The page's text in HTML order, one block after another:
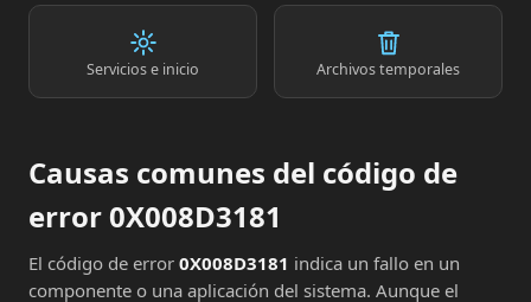
Servicios e inicio Archivos temporales
Causas comunes del código de
error 0X008D3181
El código de error 0X008D3181 indica un fallo en un
componente o una aplicación del sistema. Aunque el